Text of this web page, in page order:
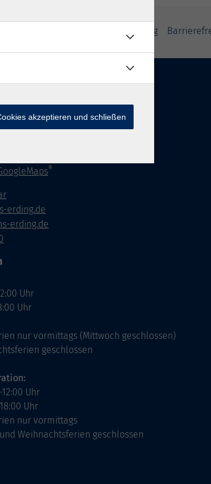
Datenschutzerklärung
im Lkr. Erding
®
erding.de
erding.de
Uhr
Uhr
nur vormittags (Mittwoch geschlossen)
geschlossen
Uhr
Uhr
nur vormittags
Weihnachtsferien geschlossen
akzeptieren und schließen